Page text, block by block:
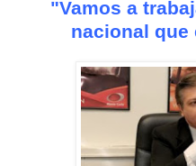
"Vamos a
nacional que